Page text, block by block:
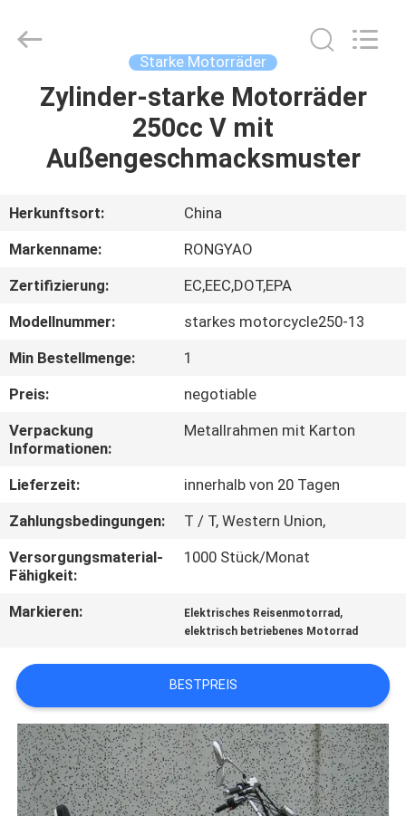
HAUS
PRODUKTE
ÜBER
UNS
FABRIK-
AUSFLUG
QUALITÄTSKONTROLLE
TRETEN
SIE
MIT
IN
VERBINDUNG
FORDERN
SIE
EIN
ZITAT
SITEMAP
Co.,Ltd.
Starke Motorräder
Zylinder-starke Motorräder
250cc V mit
Außengeschmacksmuster
Herkunftsort:
China
Markenname:
RONGYAO
Zertifizierung:
EC,EEC,DOT,EPA
Modellnummer:
starkes motorcycle250-13
Min Bestellmenge:
1
Preis:
negotiable
Verpackung
Informationen:
Metallrahmen mit Karton
Lieferzeit:
innerhalb von 20 Tagen
Zahlungsbedingungen:
T / T, Western Union,
Versorgungsmaterial-
Fähigkeit:
1000 Stück/Monat
Markieren: Elektrisches Reisenmotorrad ,
elektrisch betriebenes Motorrad
BESTPREIS